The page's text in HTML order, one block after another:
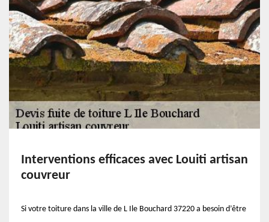
Interventions efficaces avec Louiti artisan
couvreur
Si votre toiture dans la ville de L Ile Bouchard 37220 a besoin d’être